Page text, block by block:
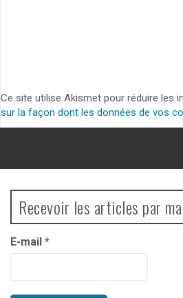
Ce site utilise Akismet pour réduire les
sur la façon dont les données de vos
Recevoir les articles par
E-mail *